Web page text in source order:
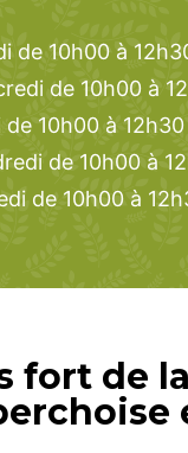
de 10h00 à
de 10h00 à
de 10h00 à
de 10h00 à
de 10h00 à
fort de